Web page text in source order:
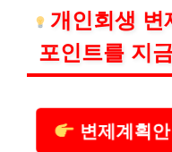
개인회생 변
포인트를 지
변제계획안